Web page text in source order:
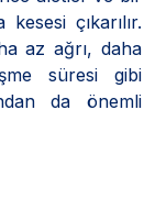
çıkarılır.
az ağrı, daha
süresi gibi
da önemli